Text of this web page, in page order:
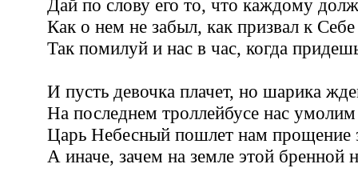
Дай по слову его то, что каждому
Как о нем не забыл, как призвал к
Так помилуй и нас в час, когда
И пусть девочка плачет, но шарика
На последнем троллейбусе нас умолим
Царь Небесный пошлет нам прощение
А иначе, зачем на земле этой бренной